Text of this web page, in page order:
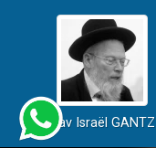
Rav Israël GANTZ